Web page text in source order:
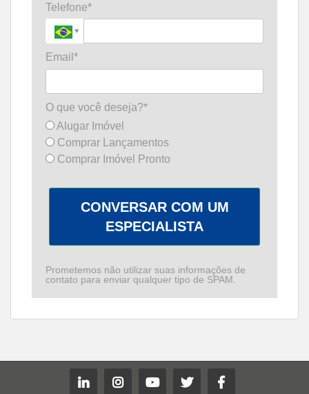
Telefone*
Email*
O que você deseja?*
Alugar Imóvel
Comprar Lançamentos
Comprar Imóvel Pronto
CONVERSAR COM UM
ESPECIALISTA
Prometemos não utilizar suas informações de
contato para enviar qualquer tipo de SPAM.